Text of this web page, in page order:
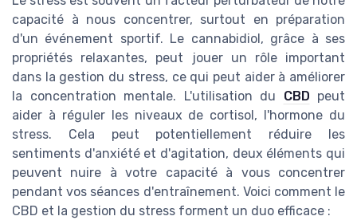
capacité à nous concentrer, surtout en préparation
d'un événement sportif. Le cannabidiol, grâce à ses
propriétés relaxantes, peut jouer un rôle important
dans la gestion du stress, ce qui peut aider à améliorer
la concentration mentale. L'utilisation du CBD peut
aider à réguler les niveaux de cortisol, l'hormone du
stress. Cela peut potentiellement réduire les
sentiments d'anxiété et d'agitation, deux éléments qui
peuvent nuire à votre capacité à vous concentrer
pendant vos séances d'entraînement. Voici comment le
CBD et la gestion du stress forment un duo efficace :